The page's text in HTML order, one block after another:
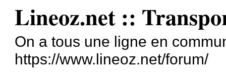
Lineoz.net ::
On a tous une ligne en
https://www.lineoz.net/forum/